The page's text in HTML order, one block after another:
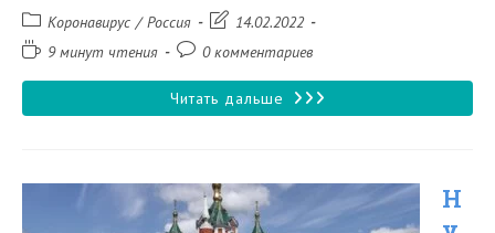
Рубрика
записи:
Коронавирус / Россия
Запись
изменена:
14.02.2022
Время9 минут чтения
Комментарии
записи:
0 комментариев
Читать дальше Нужен
Н